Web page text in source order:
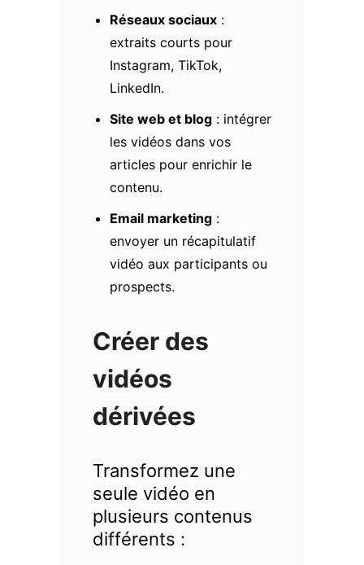
Réseaux sociaux:
extraits courts pour
Instagram, TikTok,
LinkedIn.
Site web et blog: intégrer
les vidéos dans vos
articles pour enrichir le
contenu.
Email marketing:
envoyer un récapitulatif
vidéo aux participants ou
prospects.
Créer des
vidéos
dérivées
Transformez une
seule vidéo en
plusieurs contenus
différents :